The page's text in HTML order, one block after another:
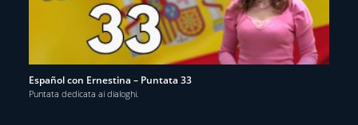
Español con Ernestina – Puntata 33
Puntata dedicata ai dialoghi.